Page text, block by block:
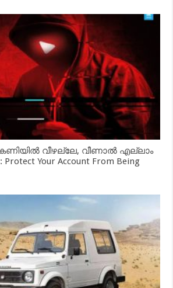
വീഴല്ലേ, വീണാൽ എല്ലാം
Your Account From Being